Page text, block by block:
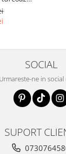
SOCIAL
Urmareste-ne in social
SUPORT